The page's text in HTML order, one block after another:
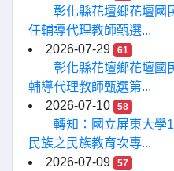
彰化縣花壇鄉花壇國
任輔導代理教師甄選...
2026-07-29
61
彰化縣花壇鄉花壇國
輔導代理教師甄選第...
2026-07-10
58
轉知：國立屏東大學
民族之民族教育次專...
2026-07-09
57